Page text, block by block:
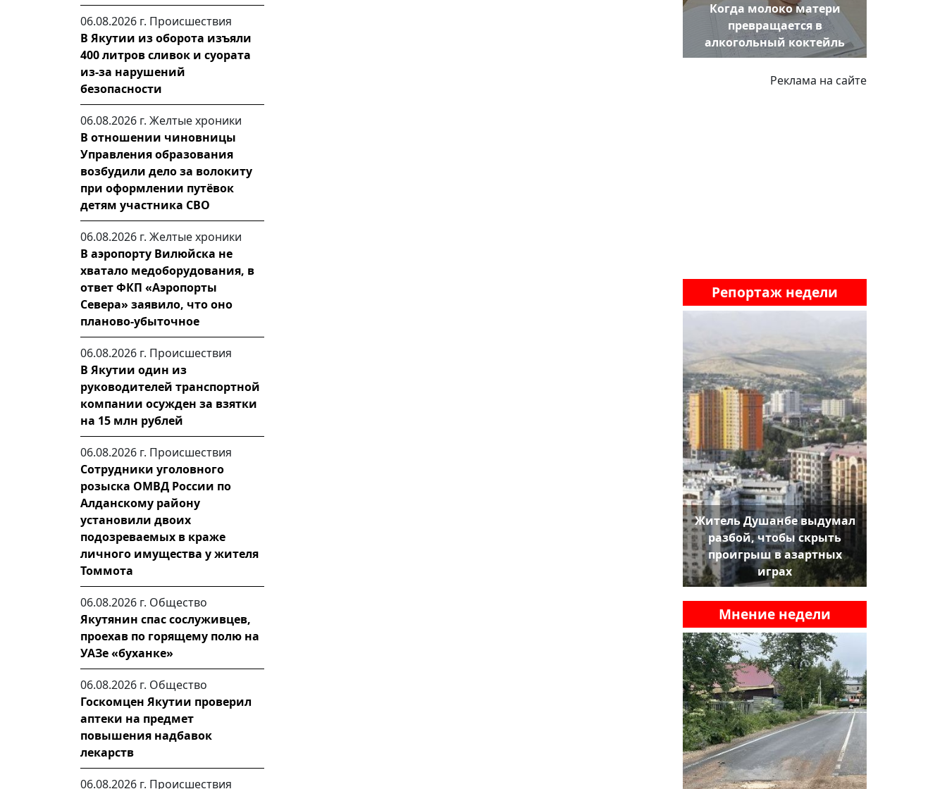
06.08.2026 г. Происшествия
В Якутии из оборота изъяли
400 литров сливок и суората
из-за нарушений
безопасности
06.08.2026 г. Желтые хроники
В отношении чиновницы
Управления образования
возбудили дело за волокиту
при оформлении путёвок
детям участника СВО
06.08.2026 г. Желтые хроники
В аэропорту Вилюйска не
хватало медоборудования, в
ответ ФКП «Аэропорты
Севера» заявило, что оно
планово-убыточное
06.08.2026 г. Происшествия
В Якутии один из
руководителей транспортной
компании осужден за взятки
на 15 млн рублей
06.08.2026 г. Происшествия
Сотрудники уголовного
розыска ОМВД России по
Алданскому району
установили двоих
подозреваемых в краже
личного имущества у жителя
Томмота
06.08.2026 г. Общество
Якутянин спас сослуживцев,
проехав по горящему полю на
УАЗе «буханке»
06.08.2026 г. Общество
Госкомцен Якутии проверил
аптеки на предмет
повышения надбавок
лекарств
06.08.2026 г. Происшествия
Когда молоко матери
превращается в
алкогольный коктейль
Реклама на сайте
Репортаж недели
Житель Душанбе выдумал
разбой, чтобы скрыть
проигрыш в азартных
играх
Мнение недели